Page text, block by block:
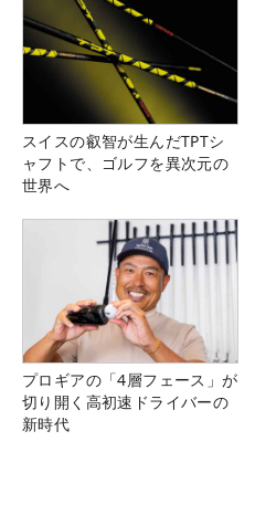
スイスの叡智が生んだTPTシ
ャフトで、ゴルフを異次元の
世界へ
プロギアの「4層フェース」が
切り開く高初速ドライバーの
新時代